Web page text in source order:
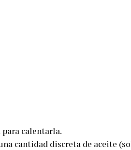
para calentarla.
cantidad discreta de aceite